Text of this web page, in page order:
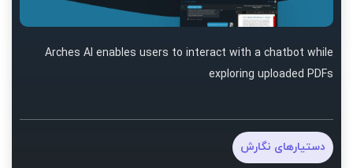
Arches AI enables users to interact with a chatbot while
exploring uploaded PDFs
دستیارهای نگارش